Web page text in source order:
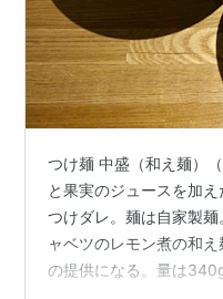
つけ麺 中盛（和え麺）
と果実のジュースを加
つけダレ。麺は自家製
ャベツのレモン煮の和
の提供になる。量は